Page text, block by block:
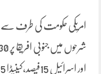
امریکی حکومت کی طرف سے